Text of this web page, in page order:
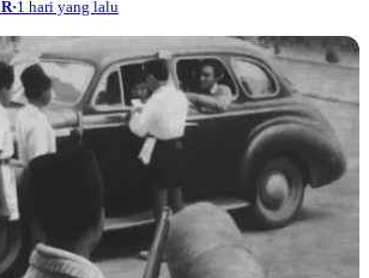
·1 hari yang lalu